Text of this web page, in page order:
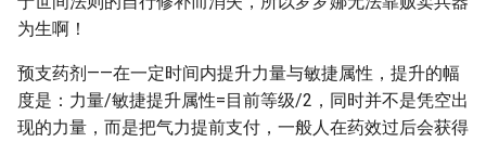
为生啊！
预支药剂——在一定时间内提升力量与敏捷属性，提升的幅
度是：力量/敏捷提升属性=目前等级/2，同时并不是凭空出
现的力量，而是把气力提前支付，一般人在药效过后会获得